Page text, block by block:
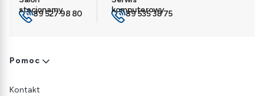
89 527 98 80 89 535 38 75
Linki w stopce
Pomoc
Kontakt